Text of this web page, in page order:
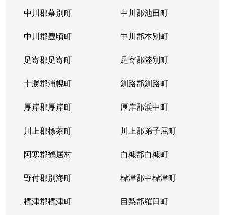
中川郡幕別町 中川郡池田町
中川郡豊頃町 中川郡本別町
足寄郡足寄町 足寄郡陸別町
十勝郡浦幌町 釧路郡釧路町
厚岸郡厚岸町 厚岸郡浜中町
川上郡標茶町 川上郡弟子屈町
阿寒郡鶴居村 白糠郡白糠町
野付郡別海町 標津郡中標津町
標津郡標津町 目梨郡羅臼町